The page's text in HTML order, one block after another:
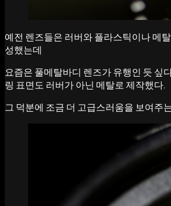
예전 렌즈들은 러버와 플라스틱이나 메
성했는데
요즘은 풀메탈바디 렌즈가 유행인 듯 싶
링 표면도 러버가 아닌 메탈로 제작했다.
그 덕분에 조금 더 고급스러움을 보여주